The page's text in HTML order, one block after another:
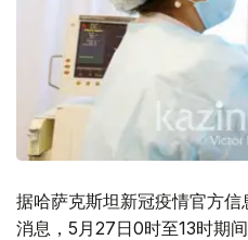
据哈萨克斯坦新冠疫情官方
消息，5月27日0时至13时期